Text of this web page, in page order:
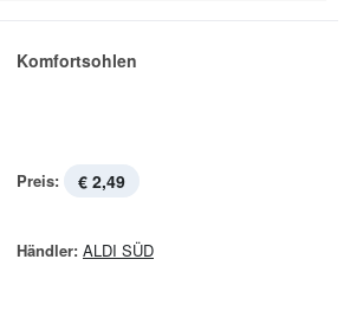
Komfortsohlen
Preis: € 2,49
Händler: ALDI SÜD